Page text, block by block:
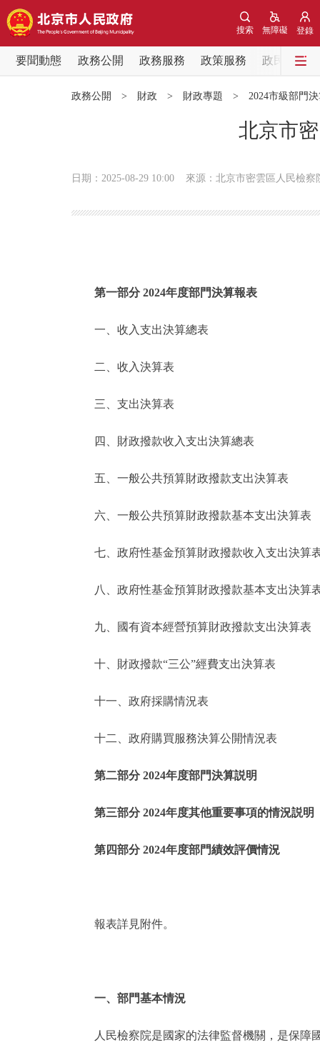
登錄
無障礙
搜索
要聞動態 政務公開 政務服務 政策服務
政民互動
便民服務
仲介服務
政民互動
12345網上接訴即辦
參與調查
走進北京
北京概況
綠色北京
ENGLISH
政務公開 > 財政 > 財政專題 > 2024市級部門
北京市
日期：2025-08-29 10:00 來源：北京市密雲區人民檢察
第一部分 2024年度部門決算報表
一、收入支出決算總表
二、收入決算表
三、支出決算表
四、財政撥款收入支出決算總表
五、一般公共預算財政撥款支出決算表
六、一般公共預算財政撥款基本支出決算表
七、政府性基金預算財政撥款收入支出決算
八、政府性基金預算財政撥款基本支出決算
九、國有資本經營預算財政撥款支出決算表
十、財政撥款“三公”經費支出決算表
十一、政府採購情況表
十二、政府購買服務決算公開情況表
第二部分 2024年度部門決算説明
第三部分 2024年度其他重要事項的情況説明
第四部分 2024年度部門績效評價情況
報表詳見附件。
一、部門基本情況
人民檢察院是國家的法律監督機關，是保